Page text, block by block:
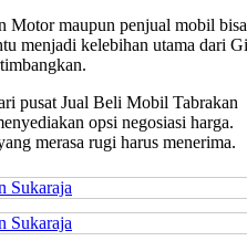
Motor maupun penjual mobil bisa
menjadi kelebihan utama dari
pusat Jual Beli Mobil Tabrakan
opsi negosiasi harga.
merasa rugi harus menerima.